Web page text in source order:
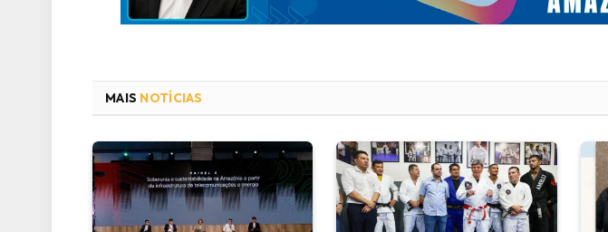
MAIS NOTÍCIAS